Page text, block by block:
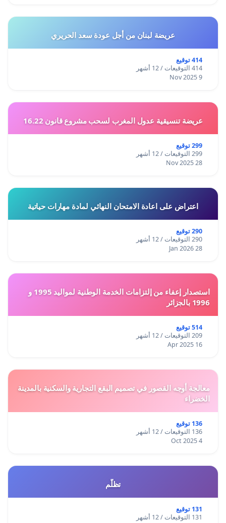
عريضة لبنان من أجل عودة سعد الحريري
414 توقيع
414 التوقيعات / 12 أشهر
9 Nov 2025
عريضة تنسيقية عدول المغرب لسحب مشروع قانون 16.22
299 توقيع
299 التوقيعات / 12 أشهر
28 Nov 2025
اعتراض على اعادة الامتحان النهائي لمادة مهارات حياتية
290 توقيع
290 التوقيعات / 12 أشهر
28 Jan 2026
استصدار إعفاء من إلتزامات الخدمة الوطنية لمواليد 1995 و
1996 بالجزائر
514 توقيع
209 التوقيعات / 12 أشهر
16 Apr 2025
معالجة أوجه القصور في تصميم البقع التجارية والسكنية بالمدينة
الخضراء
136 توقيع
136 التوقيعات / 12 أشهر
4 Oct 2025
تظلّم
131 توقيع
131 التوقيعات / 12 أشهر